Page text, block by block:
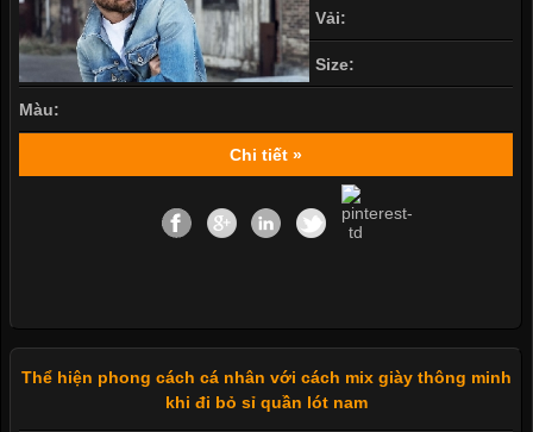
Vải:
Size:
Màu:
Chi tiết »
Thể hiện phong cách cá nhân với cách mix giày thông minh
khi đi bỏ sỉ quần lót nam